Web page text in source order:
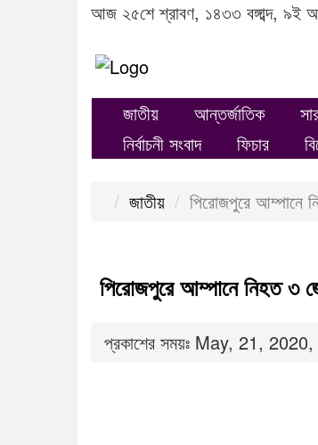
আজ ২৫শে শ্রাবণ, ১৪৩৩ বঙ্গাব্দ, ৯ই
জাতীয় আন্তর্জাতিক
নির্বাচনী সংবাদ
ফিচার
জাতীয় পিরোজপুরে আম্পানে
পিরোজপুরে আম্পানে নিহত ৩
প্রকাশের সময়ঃ May, 21,